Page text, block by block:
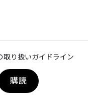
取り扱いガイドライン
購読